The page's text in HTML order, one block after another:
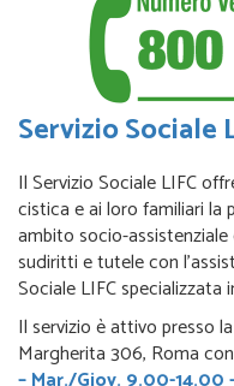
Servizio Sociale
Il Servizio Sociale LIFC
cistica e ai loro familiari la
ambito socio-
sudiritti e tutele con
Sociale LIFC specializzata
Il servizio è attivo presso
Margherita 306, Roma